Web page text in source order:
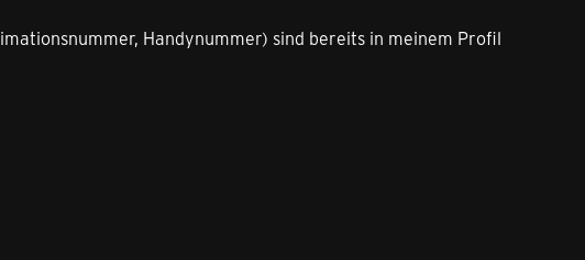
Handynummer) sind bereits in meinem Profil